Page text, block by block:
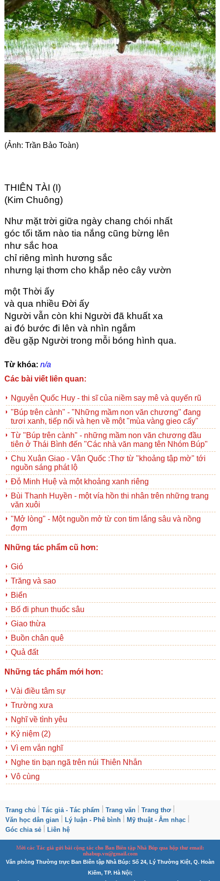
Góc chia sẻ
Liên hệ
Tìm kiếm
(Ảnh: Trần Bảo Toàn)
THIÊN TÀI (I)
(Kim Chuông)
Như mặt trời giữa ngày chang chói nhất
góc tối tăm nào tia nắng cũng bừng lên
như sắc hoa
chỉ riêng mình hương sắc
nhưng lại thơm cho khắp nẻo cây vườn
một Thời ấy
và qua nhiều Đời ấy
Người vẫn còn khi Người đã khuất xa
ai đó bước đi lên và nhìn ngắm
đều gặp Người trong mỗi bóng hình qua.
Từ khóa: n/a
Các bài viết liên quan:
Nguyễn Quốc Huy - thi sĩ của niềm say mê và quyến rũ
"Búp trên cành" - "Những mầm non văn chương" đang
tươi xanh, tiếp nối và hẹn về một "mùa vàng gieo cấy"
Từ "Búp trên cành" - những mầm non văn chương đầu
tiên ở Thái Bình đến "Các nhà văn mang tên Nhóm Búp"
Chu Xuân Giao - Vân Quốc :Thơ từ "khoảng tập mờ" tới
nguồn sáng phát lộ
Đỗ Minh Huệ và một khoảng xanh riêng
Bùi Thanh Huyền - một vía hồn thi nhân trên những trang
văn xuôi
"Mở lòng" - Một nguồn mở từ con tim lắng sâu và nồng
đợm
Những tác phẩm cũ hơn:
Gió
Trăng và sao
Biển
Bố đi phun thuốc sâu
Giao thừa
Buồn chân quê
Quả đất
Những tác phẩm mới hơn:
Vài điều tâm sự
Trường xưa
Nghĩ về tình yêu
Kỷ niệm (2)
Vì em vẫn nghĩ
Nghe tin bạn ngã trên núi Thiên Nhẫn
Vô cùng
Trang chủ Tác giả - Tác phẩm Trang văn
Trang thơ
Văn học dân gian
Lý luận - Phê bình
Mỹ thuật - Âm nhạc
Góc chia sẻ
Liên hệ
Mời các Tác giả gửi bài cộng táccho Ban Biên tập Nhà Búp qua hộp thư email:
nhabup.vn@gmail.com
Văn phòng Thường trực Ban Biên tập Nhà Búp: Số 24, Lý Thường Kiệt, Q. Hoàn
Kiếm, TP. Hà Nội;